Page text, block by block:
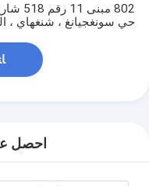
802
حي سونغجيانغ ، شنغهاي ،
احصل